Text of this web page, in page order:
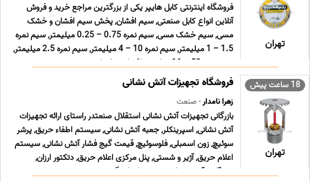
تهران
فروشگاه اینترنتی کابل هایپر یکی از بزرگترین مراجع خرید و فروش
آنلاین انواع کابل صنعتی, سیم افشان, پخش سیم افشان و خشک
مسی, سیم خشک مسی, سیم نمره 0.75 – 0.25 میلیمتر, سیم نمره
1.5 – 1 میلیمتر, سیم نمره 10 – 4 میلیمتر, سیم نمره 2.5 میلیمتر,
سیم نمره 50 – 16 میلیمتر افشان و خشک زمین ... ...
18 ساعت پیش
تهران
فروشگاه تجهیزات آتش نشانی
زهرا نامدار- صنعت
بازرگانی تجهیزات آتش نشانی استقلال صنعتدر راستای ارائه تجهیزات
آتش نشانی, اسپرینکلر, جعبه آتش نشانی, سیستم اطفاء حریق, پرشر
سوئیچ, زون اسمبلی, فلوسوئیچ, قیمت گیج فشار آتش نشانی, سیستم
اعلام حریق, آژیر و شستی, پنل مرکزی اعلام حریق, دتکتور ارزان,
شیرآلات آتش نشانی, شیر پروانه ای گی ... ...